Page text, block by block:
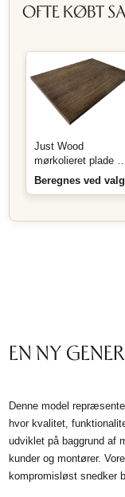
OFTE KØBT
Just Wood
mørkolieret plade
mål
Beregnes ved valg
EN NY
Denne model
hvor kvalitet,
udviklet på baggrund af
kunder og montører.
kompromisløst snedker